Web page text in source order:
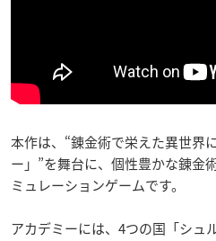
本作は、“錬金術で栄えた異世界
ー」”を舞台に、個性豊かな錬金
ミュレーションゲームです。
アカデミーには、4つの国「シュ